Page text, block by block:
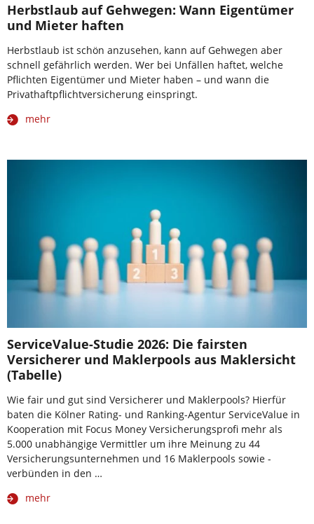
Herbstlaub auf Gehwegen: Wann Eigentümer
und Mieter haften
Herbstlaub ist schön anzusehen, kann auf Gehwegen aber
schnell gefährlich werden. Wer bei Unfällen haftet, welche
Pflichten Eigentümer und Mieter haben – und wann die
Privathaftpflichtversicherung einspringt.
mehr
ServiceValue-Studie 2026: Die fairsten
Versicherer und Maklerpools aus Maklersicht
(Tabelle)
Wie fair und gut sind Versicherer und Maklerpools? Hierfür
baten die Kölner Rating- und Ranking-Agentur ServiceValue in
Kooperation mit Focus Money Versicherungsprofi mehr als
5.000 unabhängige Vermittler um ihre Meinung zu 44
Versicherungsunternehmen und 16 Maklerpools sowie -
verbünden in den …
mehr